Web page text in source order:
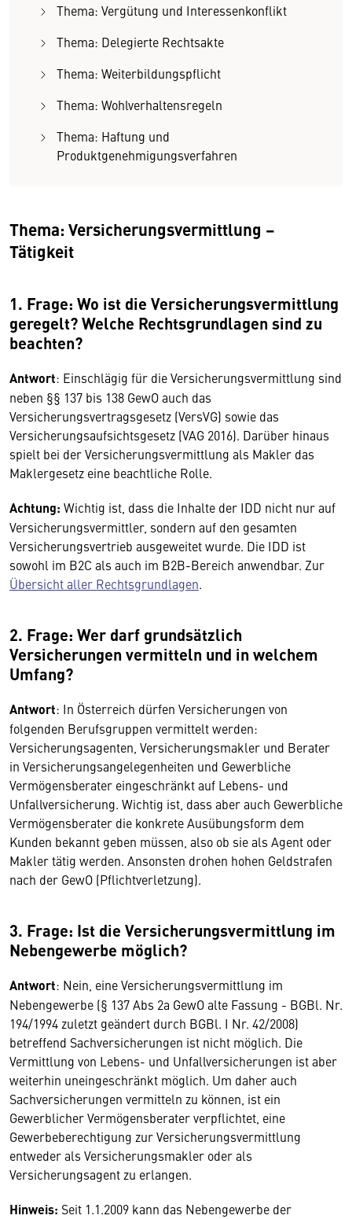
Thema: Vergütung und Interessenkonflikt
Thema: Delegierte Rechtsakte
Thema: Weiterbildungspflicht
Thema: Wohlverhaltensregeln
Thema: Haftung und
Produktgenehmigungsverfahren
Thema: Versicherungsvermittlung –
Tätigkeit
1. Frage: Wo ist die Versicherungsvermittlung
geregelt? Welche Rechtsgrundlagen sind zu
beachten?
Antwort: Einschlägig für die Versicherungsvermittlung sind
neben §§ 137 bis 138 GewO auch das
Versicherungsvertragsgesetz (VersVG) sowie das
Versicherungsaufsichtsgesetz (VAG 2016). Darüber hinaus
spielt bei der Versicherungsvermittlung als Makler das
Maklergesetz eine beachtliche Rolle.
Achtung: Wichtig ist, dass die Inhalte der IDD nicht nur auf
Versicherungsvermittler, sondern auf den gesamten
Versicherungsvertrieb ausgeweitet wurde. Die IDD ist
sowohl im B2C als auch im B2B-Bereich anwendbar. Zur
Übersicht aller Rechtsgrundlagen.
2. Frage: Wer darf grundsätzlich
Versicherungen vermitteln und in welchem
Umfang?
Antwort: In Österreich dürfen Versicherungen von
folgenden Berufsgruppen vermittelt werden:
Versicherungsagenten, Versicherungsmakler und Berater
in Versicherungsangelegenheiten und Gewerbliche
Vermögensberater eingeschränkt auf Lebens- und
Unfallversicherung. Wichtig ist, dass aber auch Gewerbliche
Vermögensberater die konkrete Ausübungsform dem
Kunden bekannt geben müssen, also ob sie als Agent oder
Makler tätig werden. Ansonsten drohen hohen Geldstrafen
nach der GewO (Pflichtverletzung).
3. Frage: Ist die Versicherungsvermittlung im
Nebengewerbe möglich?
Antwort: Nein, eine Versicherungsvermittlung im
Nebengewerbe (§ 137 Abs 2a GewO alte Fassung - BGBl. Nr.
194/1994 zuletzt geändert durch BGBl. I Nr. 42/2008)
betreffend Sachversicherungen ist nicht möglich. Die
Vermittlung von Lebens- und Unfallversicherungen ist aber
weiterhin uneingeschränkt möglich. Um daher auch
Sachversicherungen vermitteln zu können, ist ein
Gewerblicher Vermögensberater verpflichtet, eine
Gewerbeberechtigung zur Versicherungsvermittlung
entweder als Versicherungsmakler oder als
Versicherungsagent zu erlangen.
Hinweis: Seit 1.1.2009 kann das Nebengewerbe der